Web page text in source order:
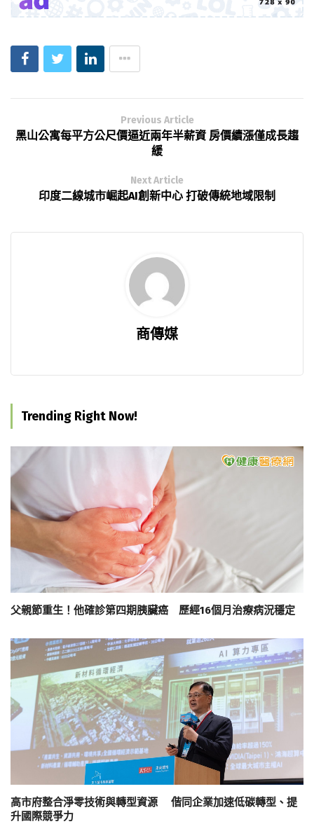
Previous Article
黑山公寓每平方公尺價逼近兩年半薪資 房價續漲僅成長趨
緩
Next Article
印度二線城市崛起AI創新中心 打破傳統地域限制
商傳媒
Trending Right Now!
父親節重生！他確診第四期胰臟癌 歷經16個月治療病況穩定
高市府整合淨零技術與轉型資源 偕同企業加速低碳轉型、提
升國際競爭力